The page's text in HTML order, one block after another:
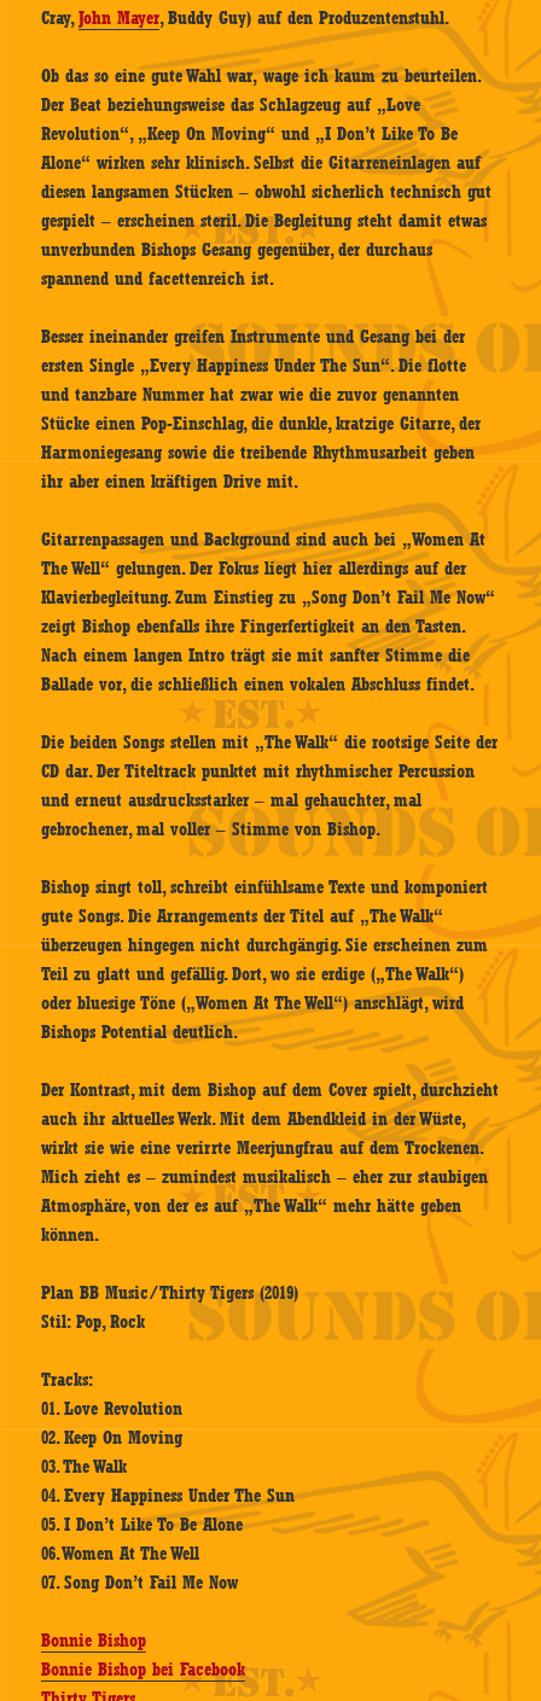
Cray,John Mayer, Buddy Guy) auf den Produzentenstuhl.
Ob das so eine gute Wahl war, wage ich kaum zu beurteilen.
Der Beat beziehungsweise das Schlagzeug auf „Love
Revolution“, „Keep On Moving“ und „I Don’t Like To Be
Alone“ wirken sehr klinisch. Selbst die Gitarreneinlagen auf
diesen langsamen Stücken – obwohl sicherlich technisch gut
gespielt – erscheinen steril. Die Begleitung steht damit etwas
unverbunden Bishops Gesang gegenüber, der durchaus
spannend und facettenreich ist.
Besser ineinander greifen Instrumente und Gesang bei der
ersten Single „Every Happiness Under The Sun“. Die flotte
und tanzbare Nummer hat zwar wie die zuvor genannten
Stücke einen Pop-Einschlag, die dunkle, kratzige Gitarre, der
Harmoniegesang sowie die treibende Rhythmusarbeit geben
ihr aber einen kräftigen Drive mit.
Gitarrenpassagen und Background sind auch bei „Women At
The Well“ gelungen. Der Fokus liegt hier allerdings auf der
Klavierbegleitung. Zum Einstieg zu „Song Don’t Fail Me Now“
zeigt Bishop ebenfalls ihre Fingerfertigkeit an den Tasten.
Nach einem langen Intro trägt sie mit sanfter Stimme die
Ballade vor, die schließlich einen vokalen Abschluss findet.
Die beiden Songs stellen mit „The Walk“ die rootsige Seite der
CD dar. Der Titeltrack punktet mit rhythmischer Percussion
und erneut ausdrucksstarker – mal gehauchter, mal
gebrochener, mal voller – Stimme von Bishop.
Bishop singt toll, schreibt einfühlsame Texte und komponiert
gute Songs. Die Arrangements der Titel auf „The Walk“
überzeugen hingegen nicht durchgängig. Sie erscheinen zum
Teil zu glatt und gefällig. Dort, wo sie erdige („The Walk“)
oder bluesige Töne („Women At The Well“) anschlägt, wird
Bishops Potential deutlich.
Der Kontrast, mit dem Bishop auf dem Cover spielt, durchzieht
auch ihr aktuelles Werk. Mit dem Abendkleid in der Wüste,
wirkt sie wie eine verirrte Meerjungfrau auf dem Trockenen.
Mich zieht es – zumindest musikalisch – eher zur staubigen
Atmosphäre, von der es auf „The Walk“ mehr hätte geben
können.
Plan BB Music/Thirty Tigers (2019)
Stil: Pop, Rock
Tracks:
01. Love Revolution
02. Keep On Moving
03. The Walk
04. Every Happiness Under The Sun
05. I Don’t Like To Be Alone
06. Women At The Well
07. Song Don’t Fail Me Now
Bonnie Bishop
Bonnie Bishop bei Facebook